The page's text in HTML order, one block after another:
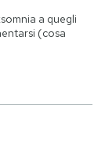
a quegli
(cosa